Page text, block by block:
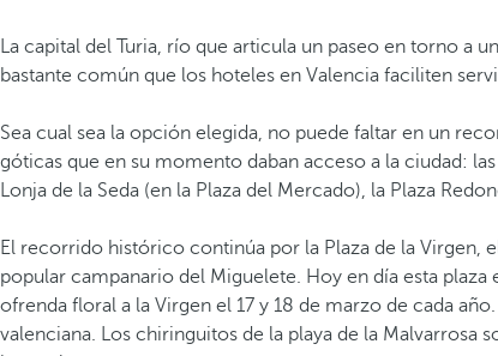
La capital del Turia, río que articula un paseo en torno a
bastante común que los hoteles en Valencia faciliten
Sea cual sea la opción elegida, no puede faltar en un
góticas que en su momento daban acceso a la ciudad:
Lonja de la Seda (en la Plaza del Mercado), la Plaza
El recorrido histórico continúa por la Plaza de la Virgen,
popular campanario del Miguelete. Hoy en día esta plaza
ofrenda floral a la Virgen el 17 y 18 de marzo de cada
valenciana. Los chiringuitos de la playa de la